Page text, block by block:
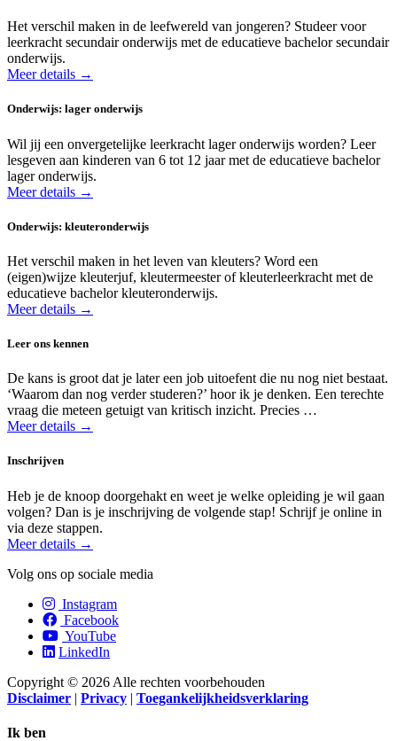
Het verschil maken in de leefwereld van jongeren? Studeer voor
leerkracht secundair onderwijs met de educatieve bachelor secundair
onderwijs.
Meer details →
Onderwijs: lager onderwijs
Wil jij een onvergetelijke leerkracht lager onderwijs worden? Leer
lesgeven aan kinderen van 6 tot 12 jaar met de educatieve bachelor
lager onderwijs.
Meer details →
Onderwijs: kleuteronderwijs
Het verschil maken in het leven van kleuters? Word een
(eigen)wijze kleuterjuf, kleutermeester of kleuterleerkracht met de
educatieve bachelor kleuteronderwijs.
Meer details →
Leer ons kennen
De kans is groot dat je later een job uitoefent die nu nog niet bestaat.
‘Waarom dan nog verder studeren?’ hoor ik je denken. Een terechte
vraag die meteen getuigt van kritisch inzicht. Precies …
Meer details →
Inschrijven
Heb je de knoop doorgehakt en weet je welke opleiding je wil gaan
volgen? Dan is je inschrijving de volgende stap! Schrijf je online in
via deze stappen.
Meer details →
Volg ons op sociale media
Instagram
Facebook
YouTube
LinkedIn
Copyright © 2026 Alle rechten voorbehouden
Disclaimer | Privacy | Toegankelijkheidsverklaring
Ik ben